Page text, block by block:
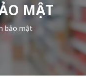
MẬT
bảo mật